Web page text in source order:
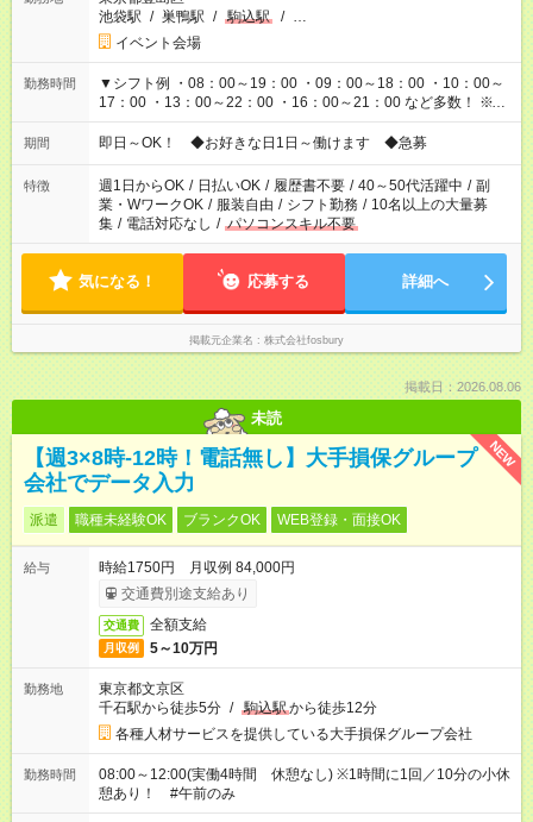
池袋駅 / 巣鴨駅 / 駒込駅 / …
イベント会場
勤務時間
▼シフト例 ・08：00～19：00 ・09：00～18：00 ・10：00～
17：00 ・13：00～22：00 ・16：00～21：00 など多数！ ※お
仕事により勤務時間が異なります
期間 即日～OK！ ◆お好きな日1日～働けます ◆急募
特徴 週1日からOK / 日払いOK / 履歴書不要 / 40～50代活躍中 / 副
業・WワークOK / 服装自由 / シフト勤務 / 10名以上の大量募
集 / 電話対応なし / パソコンスキル不要
気になる！ 応募する 詳細へ
掲載元企業名 株式会社fosbury
掲載日：2026.08.06
未読
NEW
【週3×8時-12時！電話無し】大手損保グループ
会社でデータ入力
派遣 職種未経験OK ブランクOK WEB登録・面接OK
給与
時給1750円 月収例 84,000円
交通費別途支給あり
交通費 全額支給
月収例 5～10万円
勤務地
東京都文京区
千石駅から徒歩5分 / 駒込駅から徒歩12分
各種人材サービスを提供している大手損保グループ会社
勤務時間
08:00～12:00(実働4時間 休憩なし) ※1時間に1回／10分の小休
憩あり！ #午前のみ